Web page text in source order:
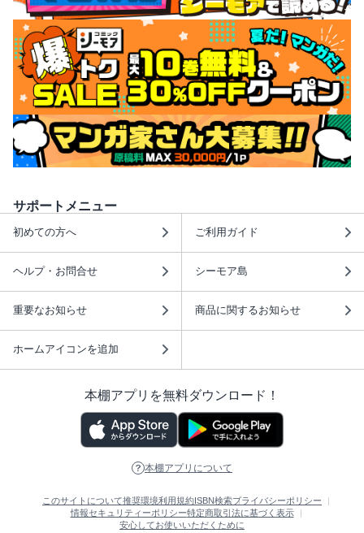
サポートメニュー
初めての方へ ご利用ガイド
ヘルプ・お問合せ シーモア島
重要なお知らせ 商品に関するお知らせ
ホームアイコンを追加
本棚アプリを無料ダウンロード！
本棚アプリについて
このサイトについて推奨環境利用規約 ISBN検索プライバシーポリシー
情報セキュリティーポリシー特定商取引法に基づく表示
安心してお使いいただくために